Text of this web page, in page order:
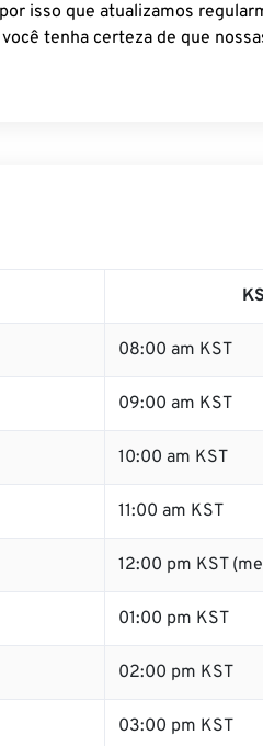
isso que atualizamos
tenha certeza de que
08:00 am KST
09:00 am KST
10:00 am KST
11:00 am KST
12:00 pm KST
01:00 pm KST
02:00 pm KST
03:00 pm KST